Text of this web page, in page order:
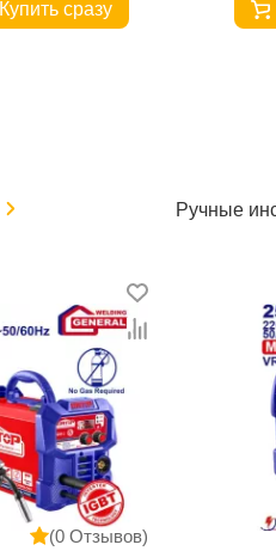
Купить сразу
Ручные
(0 Отзывов)